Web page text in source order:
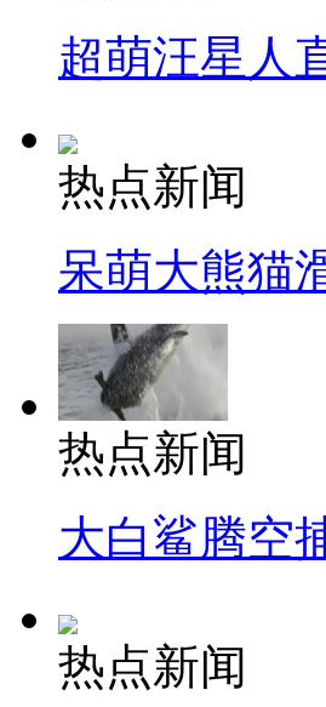
超萌汪星人
热点新闻
呆萌大熊猫
热点新闻
大白鲨腾空
热点新闻